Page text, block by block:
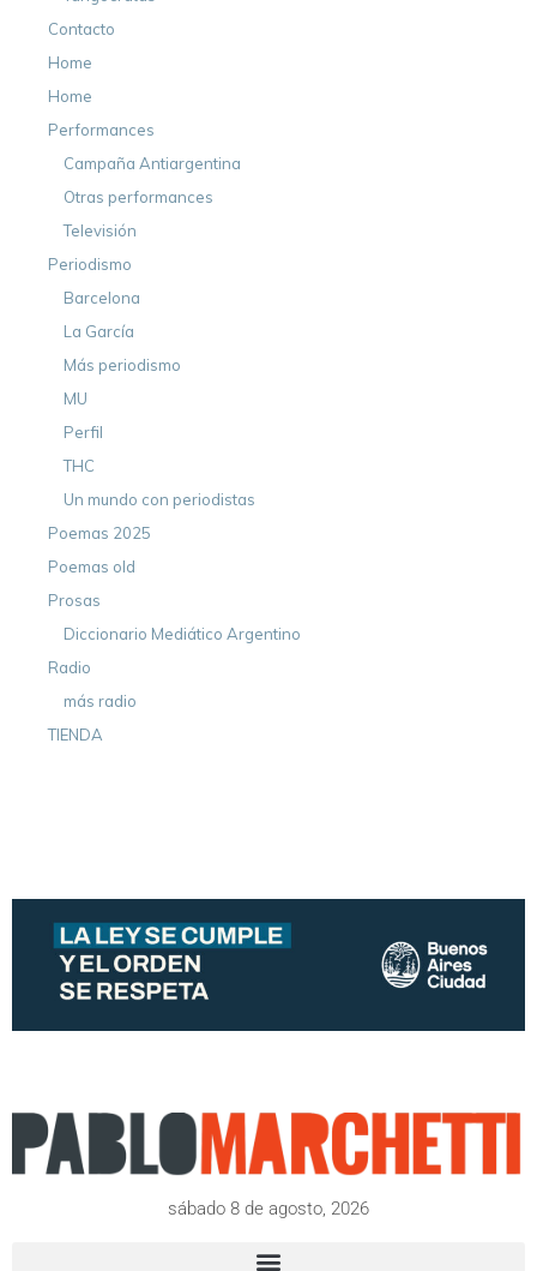
Contacto
Home
Home
Performances
Campaña Antiargentina
Otras performances
Televisión
Periodismo
Barcelona
La García
Más periodismo
MU
Perfil
THC
Un mundo con periodistas
Poemas 2025
Poemas old
Prosas
Diccionario Mediático Argentino
Radio
más radio
TIENDA
sábado 8 de agosto, 2026